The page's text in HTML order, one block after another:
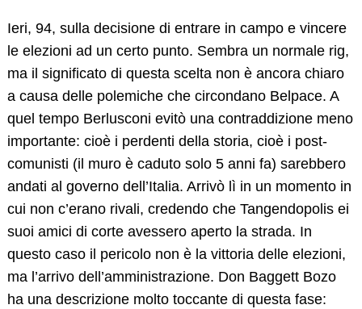
Ieri, 94, sulla decisione di entrare in campo e vincere
le elezioni ad un certo punto. Sembra un normale rig,
ma il significato di questa scelta non è ancora chiaro
a causa delle polemiche che circondano Belpace. A
quel tempo Berlusconi evitò una contraddizione meno
importante: cioè i perdenti della storia, cioè i post-
comunisti (il muro è caduto solo 5 anni fa) sarebbero
andati al governo dell’Italia. Arrivò lì in un momento in
cui non c’erano rivali, credendo che Tangendopolis ei
suoi amici di corte avessero aperto la strada. In
questo caso il pericolo non è la vittoria delle elezioni,
ma l’arrivo dell’amministrazione. Don Baggett Bozo
ha una descrizione molto toccante di questa fase: